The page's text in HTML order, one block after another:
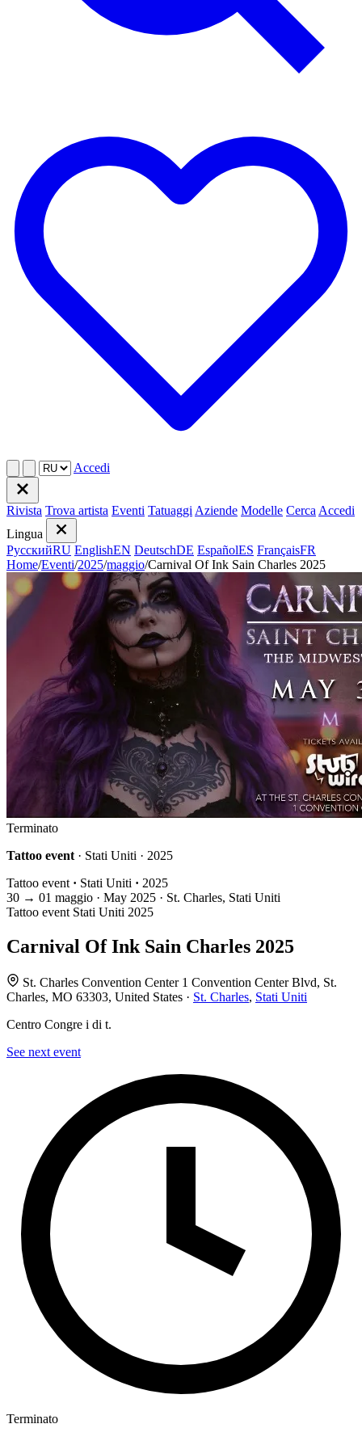
Accedi
Rivista Trova artista Eventi Tatuaggi Aziende Modelle Cerca Accedi
Lingua
РусскийRU EnglishEN DeutschDE EspañolES FrançaisFR
Home/Eventi/2025/maggio/Carnival Of Ink Sain Charles 2025
Terminato
Tattoo event · Stati Uniti · 2025
Tattoo event · Stati Uniti · 2025
30 → 01 maggio · May 2025 · St. Charles, Stati Uniti
Tattoo event Stati Uniti 2025
Carnival Of Ink Sain Charles 2025
St. Charles Convention Center 1 Convention Center Blvd, St.
Charles, MO 63303, United States · St. Charles, Stati Uniti
Centro Congre i di t.
See next event
Terminato